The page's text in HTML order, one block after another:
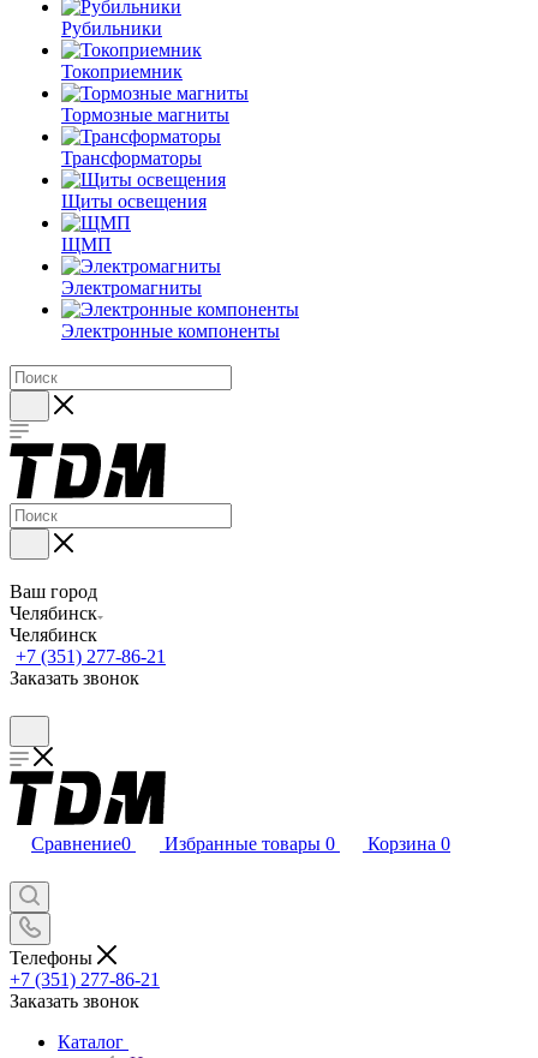
Рубильники
Токоприемник
Тормозные магниты
Трансформаторы
Щиты освещения
ЩМП
Электромагниты
Электронные компоненты
Ваш город
Челябинск
Челябинск
+7 (351) 277-86-21
Заказать звонок
Сравнение0 Избранные товары 0 Корзина 0
Телефоны
+7 (351) 277-86-21
Заказать звонок
Каталог